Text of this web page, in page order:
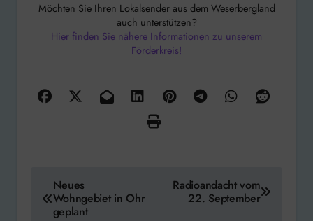
Möchten Sie Ihren Lokalsender aus dem Weserbergland
auch unterstützen?
Hier finden Sie nähere Informationen zu unserem
Förderkreis!
Neues
Wohngebiet in Ohr
geplant
Radioandacht vom
22. September